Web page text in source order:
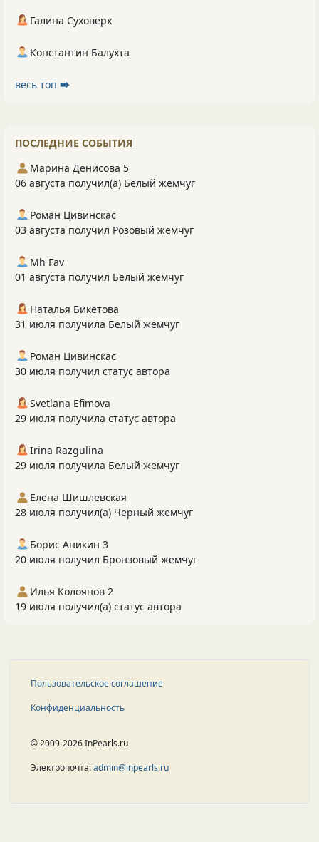
Галина Суховерх
Константин Балухта
весь топ ⮕
ПОСЛЕДНИЕ СОБЫТИЯ
Марина Денисова 5
06 августа получил(а) Белый жемчуг
Роман Цивинскас
03 августа получил Розовый жемчуг
Mh Fav
01 августа получил Белый жемчуг
Наталья Бикетова
31 июля получила Белый жемчуг
Роман Цивинскас
30 июля получил статус автора
Svetlana Efimova
29 июля получила статус автора
Irina Razgulina
29 июля получила Белый жемчуг
Елена Шишлевская
28 июля получил(а) Черный жемчуг
Борис Аникин 3
20 июля получил Бронзовый жемчуг
Илья Колоянов 2
19 июля получил(а) статус автора
Пользовательское соглашение
Конфиденциальность
© 2009-2026 InPearls.ru
Электропочта:admin@inpearls.ru